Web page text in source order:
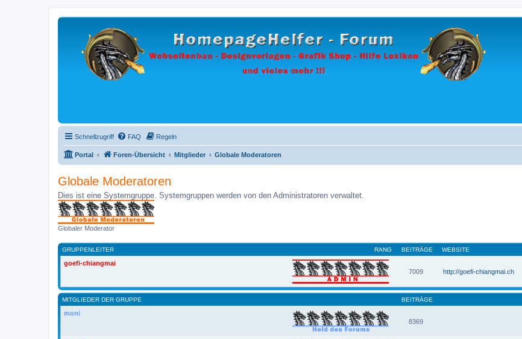
Schnellzugriff FAQ Regeln
Portal Foren-Übersicht Mitglieder Globale Moderatoren
Globale Moderatoren
Dies ist eine Systemgruppe. Systemgruppen werden von den Administratoren verwaltet.
Globaler Moderator
RANG
GRUPPENLEITER BEITRÄGE WEBSITE
goefi-chiangmai
7009
http://goefi-chiangmai.ch
MITGLIEDER DER GRUPPE BEITRÄGE
moni
8369